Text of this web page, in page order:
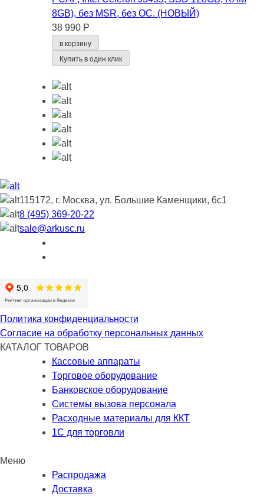
8GB), без MSR, без ОС. (НОВЫЙ)
38 990 Р
в корзину
Купить в один клик
115172, г. Москва, ул. Большие Каменщики, 6с1
8 (495) 369-20-22
sale@arkusc.ru
Политика конфиденциальности
Согласие на обработку персональных данных
КАТАЛОГ ТОВАРОВ
Кассовые аппараты
Торговое оборудование
Банковское оборудование
Системы вызова персонала
Расходные материалы для ККТ
1С для торговли
Меню
Распродажа
Доставка